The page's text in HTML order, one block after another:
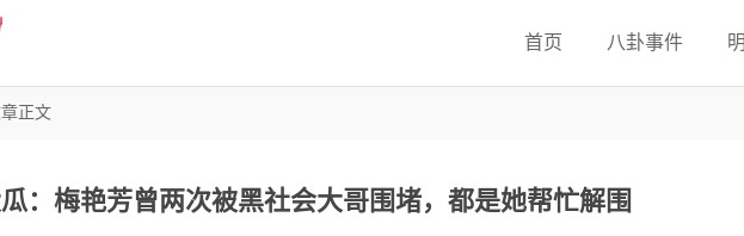
首页 八卦事件
正文
：梅艳芳曾两次被黑社会大哥围堵，都是她帮忙解围